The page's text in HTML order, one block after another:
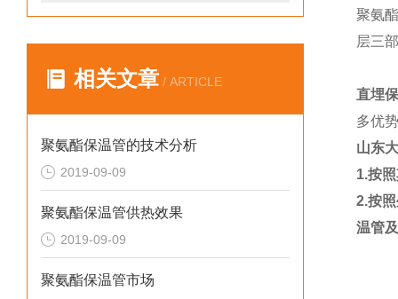
相关文章 / ARTICLE
聚氨酯保温管的技术分析
2019-09-09
聚氨酯保温管供热效果
2019-09-09
聚氨酯保温管市场
聚氨
层三
直埋
多优
山东
1.按
2.按
温管